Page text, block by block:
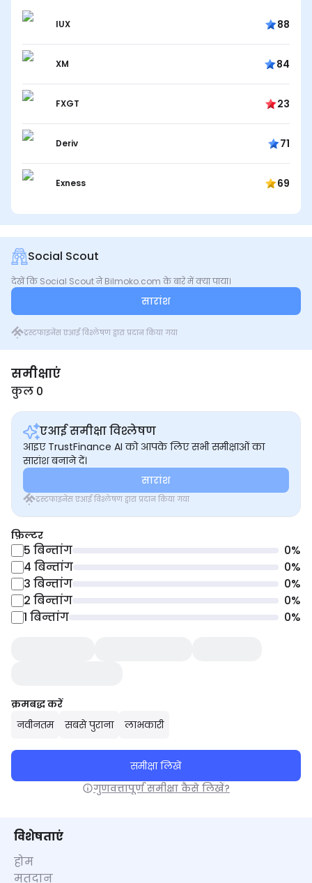
IUX 88
XM 84
FXGT 23
Deriv 71
Exness 69
Social Scout
देखें कि Social Scout ने Bilmoko.com के बारे में क्या पाया।
सारांश
ट्रस्टफाइनेंस एआई विश्लेषण द्वारा प्रदान किया गया
समीक्षाएं
कुल 0
एआई समीक्षा विश्लेषण
आइए TrustFinance AI को आपके लिए सभी समीक्षाओं का
सारांश बनाने दें।
सारांश
ट्रस्टफाइनेंस एआई विश्लेषण द्वारा प्रदान किया गया
फ़िल्टर
5 बिन्तांग 0%
4 बिन्तांग 0%
3 बिन्तांग 0%
2 बिन्तांग 0%
1 बिन्तांग 0%
क्रमबद्ध करें
नवीनतम
सबसे पुराना लाभकारी
समीक्षा लिखें
गुणवत्तापूर्ण समीक्षा कैसे लिखें?
विशेषताएं
होम
मतदान